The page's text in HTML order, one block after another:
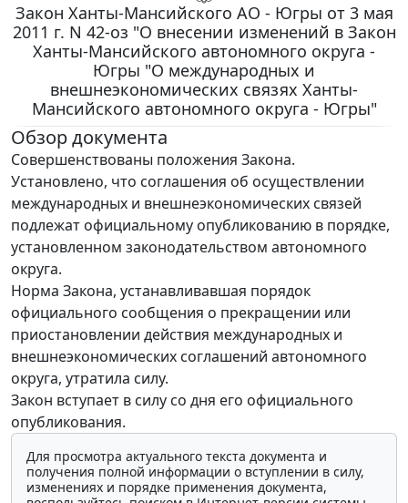
Закон Ханты-Мансийского АО - Югры от 3 мая
2011 г. N 42-оз "О внесении изменений в Закон
Ханты-Мансийского автономного округа -
Югры "О международных и
внешнеэкономических связях Ханты-
Мансийского автономного округа - Югры"
Обзор документа
Совершенствованы положения Закона.
Установлено, что соглашения об осуществлении
международных и внешнеэкономических связей
подлежат официальному опубликованию в порядке,
установленном законодательством автономного
округа.
Норма Закона, устанавливавшая порядок
официального сообщения о прекращении или
приостановлении действия международных и
внешнеэкономических соглашений автономного
округа, утратила силу.
Закон вступает в силу со дня его официального
опубликования.
Для просмотра актуального текста документа и
получения полной информации о вступлении в силу,
изменениях и порядке применения документа,